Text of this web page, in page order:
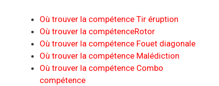
Où trouver la compétence Tir éruption
Où trouver la compétenceRotor
Où trouver la compétence Fouet diagonale
Où trouver la compétence Malédiction
Où trouver la compétence Combo
compétence